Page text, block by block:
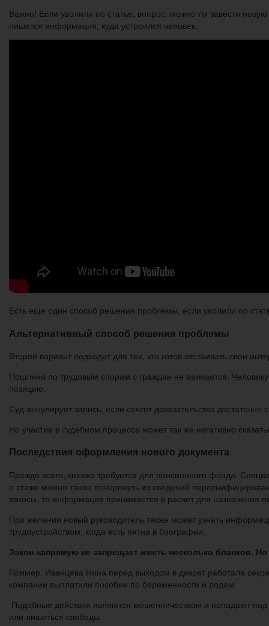
Важно! Если уволили по статье, вопрос, можно ли завести
пишется информация, куда устроился человек.
Есть еще один способ решения проблемы, если уволили по
Альтернативный способ решения проблемы
Второй вариант подходит для тех, кто готов отстаивать свои
Пошлина по трудовым спорам с граждан не взимается. Человеку
позицию.
Суд аннулирует запись, если сочтет доказательства достаточно
Но участие в судебном процессе может так же негативно
Последствия оформления нового документа
Прежде всего, книжка требуется для пенсионного фонда.
о стаже можно также почерпнуть из сведений
взносы, то информация принимается в расчет для назначения
При желании новый руководитель также может узнать
трудоустройством, когда есть пятна в биографии.
Закон напрямую не запрещает иметь несколько бланков.
Пример. Иванцева Нина перед выходом в декрет работала
компании выплатили пособие по беременности и родам.
Подобные действия являются мошенничеством и попадают под
или лишиться свободы.